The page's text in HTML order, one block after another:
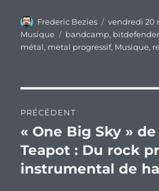
Auteur
Frederic Bezies
Publié
le
vendredi 20
Musique
Étiquettes
bandcamp,
métal, metal progressif, Musique,
de
l’article
PRÉCÉDENT
Publication
précédente :
« One Big Sky »
Teapot : Du rock
instrumental de